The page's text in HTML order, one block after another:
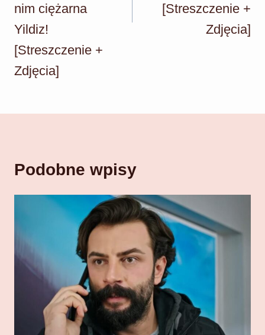
nim ciężarna
Yildiz!
[Streszczenie +
Zdjęcia]
[Streszczenie +
Zdjęcia]
Podobne wpisy